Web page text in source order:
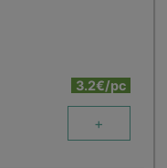
3.2€/pc
+